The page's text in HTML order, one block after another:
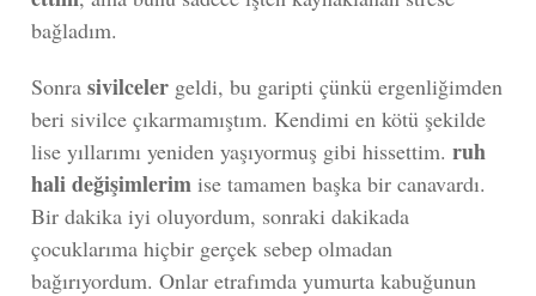
bağladım.
Sonra sivilceler geldi, bu garipti çünkü ergenliğimden
beri sivilce çıkarmamıştım. Kendimi en kötü şekilde
lise yıllarımı yeniden yaşıyormuş gibi hissettim. ruh
hali değişimlerim ise tamamen başka bir canavardı.
Bir dakika iyi oluyordum, sonraki dakikada
çocuklarıma hiçbir gerçek sebep olmadan
bağırıyordum. Onlar etrafımda yumurta kabuğunun